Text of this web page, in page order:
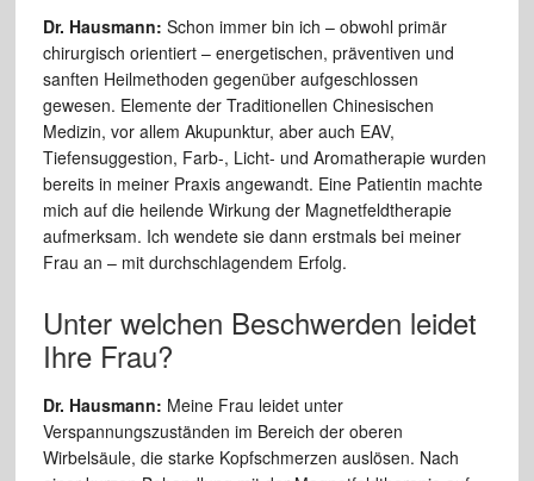
Dr. Hausmann: Schon immer bin ich – obwohl primär
chirurgisch orientiert – energetischen, präventiven und
sanften Heilmethoden gegenüber aufgeschlossen
gewesen. Elemente der Traditionellen Chinesischen
Medizin, vor allem Akupunktur, aber auch EAV,
Tiefensuggestion, Farb-, Licht- und Aromatherapie wurden
bereits in meiner Praxis angewandt. Eine Patientin machte
mich auf die heilende Wirkung der Magnetfeldtherapie
aufmerksam. Ich wendete sie dann erstmals bei meiner
Frau an – mit durchschlagendem Erfolg.
Unter welchen Beschwerden leidet
Ihre Frau?
Dr. Hausmann: Meine Frau leidet unter
Verspannungszuständen im Bereich der oberen
Wirbelsäule, die starke Kopfschmerzen auslösen. Nach